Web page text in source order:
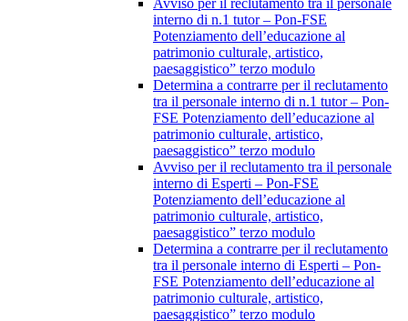
Avviso per il reclutamento tra il personale
interno di n.1 tutor – Pon-FSE
Potenziamento dell’educazione al
patrimonio culturale, artistico,
paesaggistico” terzo modulo
Determina a contrarre per il reclutamento
tra il personale interno di n.1 tutor – Pon-
FSE Potenziamento dell’educazione al
patrimonio culturale, artistico,
paesaggistico” terzo modulo
Avviso per il reclutamento tra il personale
interno di Esperti – Pon-FSE
Potenziamento dell’educazione al
patrimonio culturale, artistico,
paesaggistico” terzo modulo
Determina a contrarre per il reclutamento
tra il personale interno di Esperti – Pon-
FSE Potenziamento dell’educazione al
patrimonio culturale, artistico,
paesaggistico” terzo modulo